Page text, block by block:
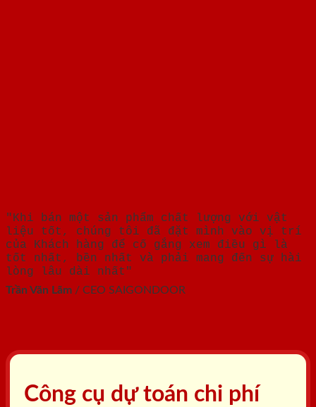
"Khi bán một sản phẩm chất lượng với vật
liệu tốt, chúng tôi đã đặt mình vào vị trí
của Khách hàng để cố gắng xem điều gì là
tốt nhất, bền nhất và phải mang đến sự hài
lòng lâu dài nhất"
Trần Văn Lãm / CEO SAIGONDOOR
Công cụ dự toán chi phí